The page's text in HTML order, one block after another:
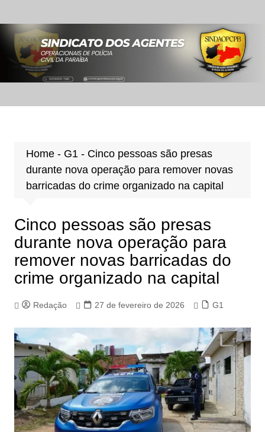
para
conteúdo
Home- G1 - Cinco pessoas são presas
durante nova operação para remover novas
barricadas do crime organizado na capital
Cinco pessoas são presas
durante nova operação para
remover novas barricadas do
crime organizado na capital
Redação 27 de fevereiro de 2026 G1